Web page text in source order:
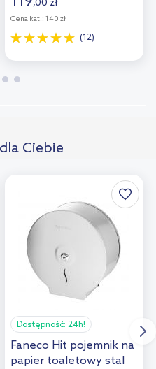
,00 zł
Cena kat.: 140 zł
(12)
Ciebie
Dostępność: 24h!
Faneco Hit pojemnik na
papier toaletowy stal